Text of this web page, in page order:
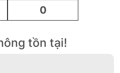
0
tồn tại!